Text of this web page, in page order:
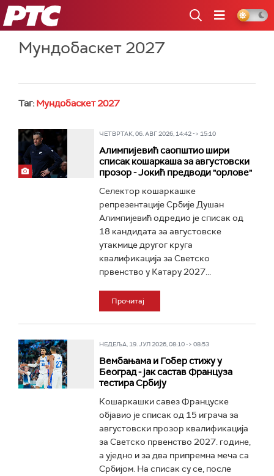
РТС
Мундобаскет 2027
Таг: Мундобаскет 2027
ЧЕТВРТАК, 06. АВГ 2026, 14:42 -> 15:10
Алимпијевић саопштио шири
списак кошаркаша за августовски
прозор - Јокић предводи "орлове"
Селектор кошаркашке
репрезентације Србије Душан
Алимпијевић одредио је списак од
18 кандидата за августовске
утакмице другог круга
квалификација за Светско
првенство у Катару 2027...
Прочитај
НЕДЕЉА, 19. ЈУЛ 2026, 08:10 -> 08:53
Вембањама и Гобер стижу у
Београд - јак састав Француза
тестира Србију
Кошаркашки савез Француске
објавио је списак од 15 играча за
августовски прозор квалификација
за Светско првенство 2027. године,
а уједно и за два припремна меча са
Србијом. На списак су се, после